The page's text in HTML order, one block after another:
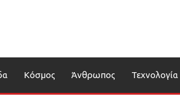
Κόσμος Άνθρωπος Τεχνολογία